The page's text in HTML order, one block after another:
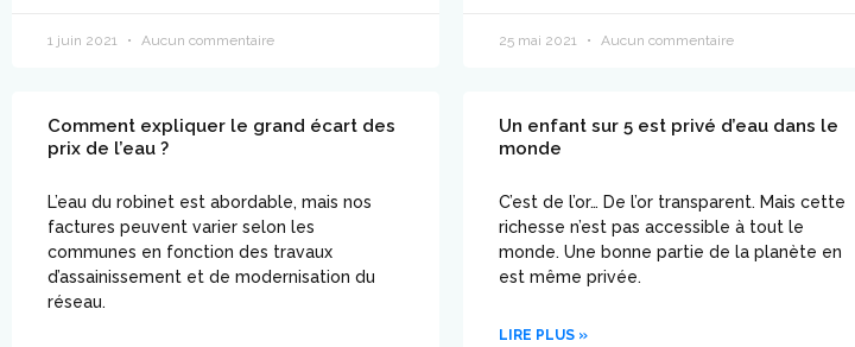
1 juin 2021 Aucun commentaire 25 mai 2021 Aucun commentaire
Comment expliquer le grand écart des
prix de l’eau ?
L’eau du robinet est abordable, mais nos
factures peuvent varier selon les
communes en fonction des travaux
d’assainissement et de modernisation du
réseau.
Un enfant sur 5 est privé d’eau dans le
monde
C’est de l’or… De l’or transparent. Mais cette
richesse n’est pas accessible à tout le
monde. Une bonne partie de la planète en
est même privée.
LIRE PLUS »